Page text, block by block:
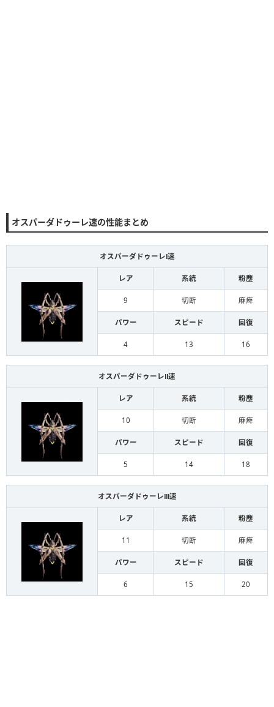
オスパーダドゥーレ速の性能まとめ
オスパーダドゥーレⅠ速
レア 系統 粉塵
9 切断 麻痺
パワー スピード 回復
4 13 16
オスパーダドゥーレⅡ速
レア 系統 粉塵
10 切断 麻痺
パワー スピード 回復
5 14 18
オスパーダドゥーレⅢ速
レア 系統 粉塵
11 切断 麻痺
パワー スピード 回復
6 15 20